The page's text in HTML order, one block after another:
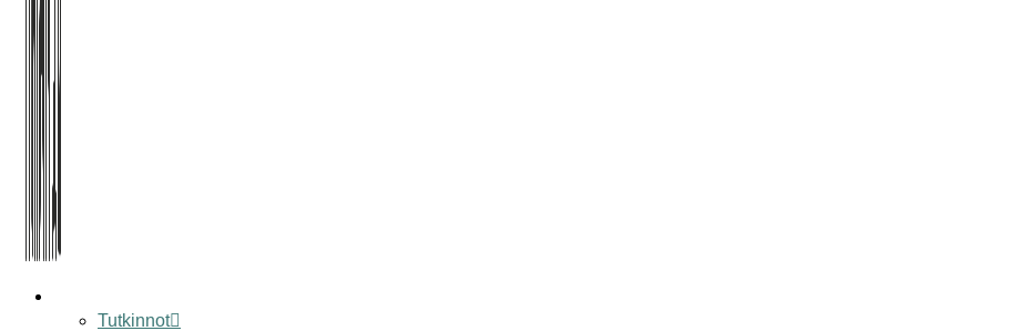
Tutkinnot